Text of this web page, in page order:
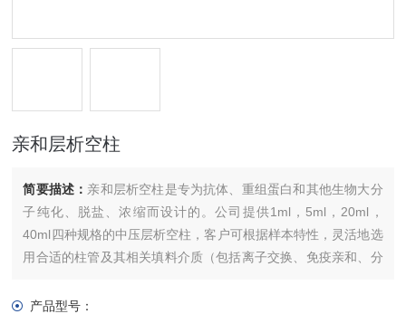
亲和层析空柱
简要描述： 亲和层析空柱是专为抗体、重组蛋白和其他生物大分
子纯化、脱盐、浓缩而设计的。公司提供1ml，5ml，20ml，
40ml四种规格的中压层析空柱，客户可根据样本特性，灵活地选
用合适的柱管及其相关填料介质（包括离子交换、免疫亲和、分
工业客户进行小批量分离和纯化抗体、蛋白等生物大分子，并能
产品型号：